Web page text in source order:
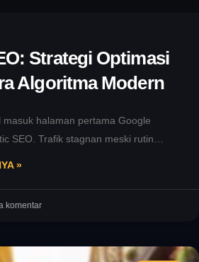
Strategi Optimasi
Algoritma Modern
masuk halaman pertama Google
SEO. Trafik stagnan meski rutin
»
komentar